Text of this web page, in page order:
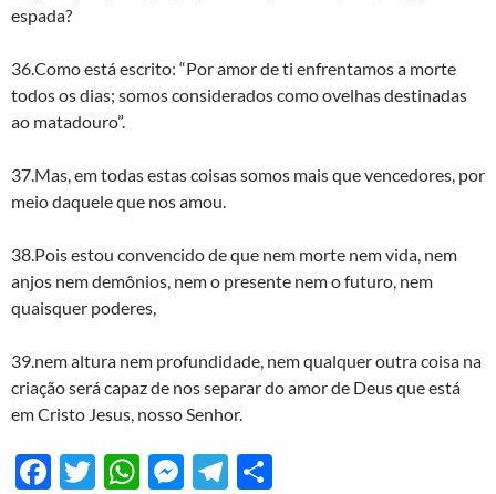
espada?
36.Como está escrito: “Por amor de ti enfrentamos a morte
todos os dias; somos considerados como ovelhas destinadas
ao matadouro”.
37.Mas, em todas estas coisas somos mais que vencedores, por
meio daquele que nos amou.
38.Pois estou convencido de que nem morte nem vida, nem
anjos nem demônios, nem o presente nem o futuro, nem
quaisquer poderes,
39.nem altura nem profundidade, nem qualquer outra coisa na
criação será capaz de nos separar do amor de Deus que está
em Cristo Jesus, nosso Senhor.
F
T
W M T